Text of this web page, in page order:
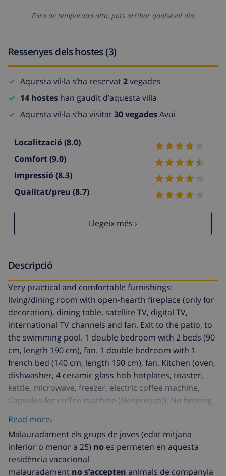
Fora de temporada alta, pots arribar qualsevol dia
Ressenyes dels hostes (3)
Aquesta vil·la s’ha reservat2vegades
14 hostes han gaudit d’aquesta villa
Aquesta vil·la s’ha visitat30 vegadesAvui
Localització (8.0)
Comfort(9.0)
Impressió (8.3)
Qualitat/preu (8.7)
Llegeix més ›
Descripció
Very practical and comfortable furnishings:
living/dining room with open-hearth fireplace (only for
decoration), dining table, satellite TV, digital TV,
international TV channels and fan. Exit to the patio, to
the swimming pool. 1 double bedroom with 2 beds (90
cm, length 190 cm), fan. 1 double bedroom with 1
french bed (140 cm, length 190 cm), fan. Kitchen (oven,
dishwasher, 4 ceramic glass hob hotplates, toaster,
kettle, microwave, freezer, electric coffee machine,
Capsules for coffee machine (Nespresso)). No heating
french bed (140 cm, length 190 cm), fan. 1 double
bedroom with 1 french bed (140 cm, length 190 cm),
bathroom, bath/bidet/WC and fan. Patio. Terrace
furniture, barbecue, deck chairs (6). Partial view of the
Read more›
Malauradament els grups de joves (edat mitjana
inferior o menor a 25) no es permeten en aquesta
residència vacacional
malauradament no s’accepten animals de companyia